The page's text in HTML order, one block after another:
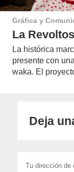
Gráfica y
La
La histórica
presente con
waka. El
Deja
Tu dirección de